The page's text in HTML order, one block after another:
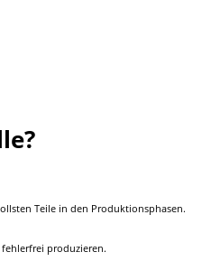
Teile in den Produktionsphasen.
produzieren.